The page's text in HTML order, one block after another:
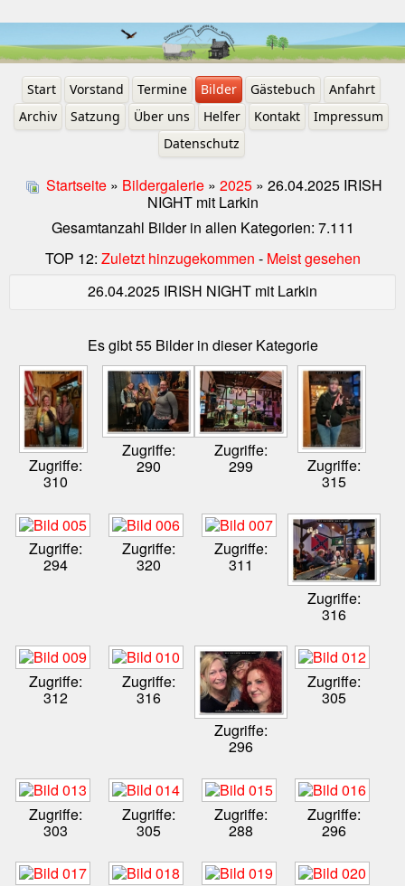
Start Vorstand Termine Bilder Gästebuch
Anfahrt
Archiv
Satzung Über uns Helfer Kontakt
Impressum
Datenschutz
Startseite » Bildergalerie » 2025 » 26.04.2025 IRISH
NIGHT mit Larkin
Gesamtanzahl Bilder in allen Kategorien: 7.111
TOP 12: Zuletzt hinzugekommen - Meist gesehen
26.04.2025 IRISH NIGHT mit Larkin
Es gibt 55 Bilder in dieser Kategorie
Zugriffe:
310
Zugriffe:
290
Zugriffe:
299 Zugriffe:
315
Zugriffe:
294
Zugriffe:
320
Zugriffe:
311
Zugriffe:
316
Zugriffe:
312
Zugriffe:
316
Zugriffe:
296
Zugriffe:
305
Zugriffe:
303
Zugriffe:
305
Zugriffe:
288
Zugriffe:
296